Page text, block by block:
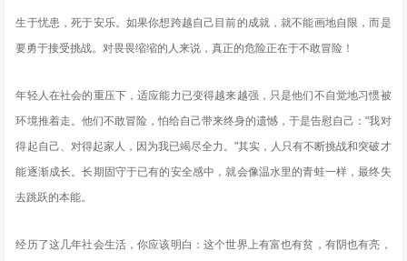
生于忧患，死于安乐。如果你想跨越自己目前的成就，就不能画地自限，而是
要勇于接受挑战。对畏畏缩缩的人来说，真正的危险正在于不敢冒险！
年轻人在社会的重压下，适应能力已变得越来越强，只是他们不自觉地习惯被
环境推着走。他们不敢冒险，怕给自己带来终身的遗憾，于是告慰自己："我对
得起自己、对得起家人，因为我已竭尽全力。"其实，人只有不断挑战和突破才
能逐渐成长。长期固守于已有的安全感中，就会像温水里的青蛙一样，最终失
去跳跃的本能。
经历了这几年社会生活，你应该明白：这个世界上有富也有贫，有阴也有亮，